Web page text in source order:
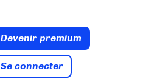
Devenir premium
Se connecter